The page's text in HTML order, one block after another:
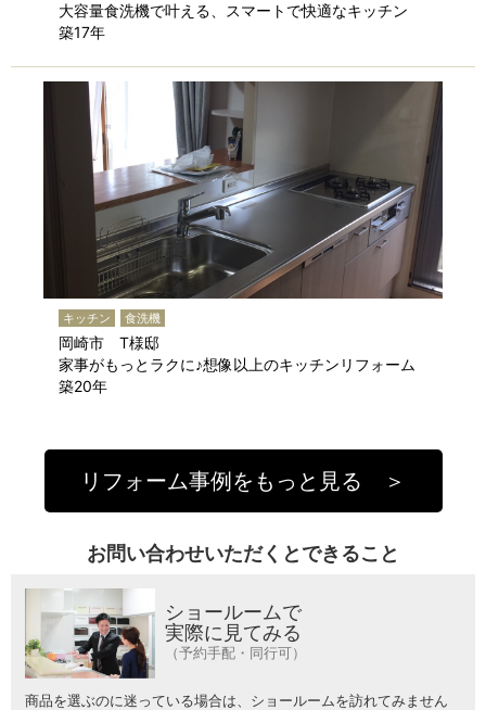
大容量食洗機で叶える、スマートで快適なキッチン
築17年
キッチン 食洗機
岡崎市 T様邸
家事がもっとラクに♪想像以上のキッチンリフォーム
築20年
リフォーム事例をもっと見る ＞
お問い合わせいただくとできること
ショールームで
実際に見てみる
（予約手配・同行可）
商品を選ぶのに迷っている場合は、ショールームを訪れてみません